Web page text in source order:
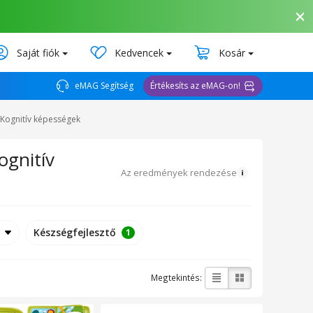
Saját fiók Kedvencek Kosár
eMAG Segítség Értékesíts az eMAG-on!
képességek
Az eredmények rendezése
Készségfejlesztő 1
Megtekintés: